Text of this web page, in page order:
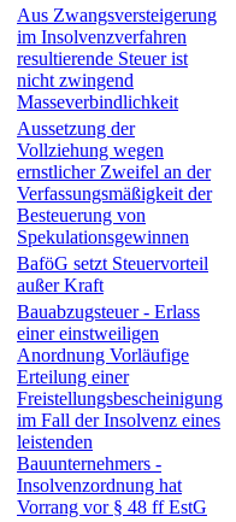
Aus Zwangsversteigerung
im Insolvenzverfahren
resultierende Steuer ist
nicht zwingend
Masseverbindlichkeit
Aussetzung der
Vollziehung wegen
ernstlicher Zweifel an der
Verfassungsmäßigkeit der
Besteue­rung von
Spekulationsgewinnen
BaföG setzt Steuervorteil
außer Kraft
Bauabzugsteuer - Erlass
einer einstweiligen
Anordnung ­Vorläufige
Erteilung einer
Freistellungsbescheinigung
im Fall der Insolvenz eines
leistenden
Bauunternehmers­ -
Insolvenzordnung hat
Vorrang vor § 48 ff EstG